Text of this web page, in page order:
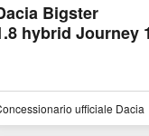
Bigster
hybrid Journey
ufficiale Dacia